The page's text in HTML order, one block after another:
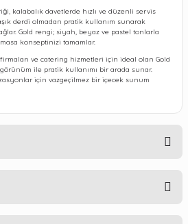
kalabalık davetlerde hızlı ve düzenli servis
derdi olmadan pratik kullanım sunarak
Gold rengi; siyah, beyaz ve pastel tonlarla
konseptinizi tamamlar.
ve catering hizmetleri için ideal olan Gold
ile pratik kullanımı bir arada sunar.
için vazgeçilmez bir içecek sunum